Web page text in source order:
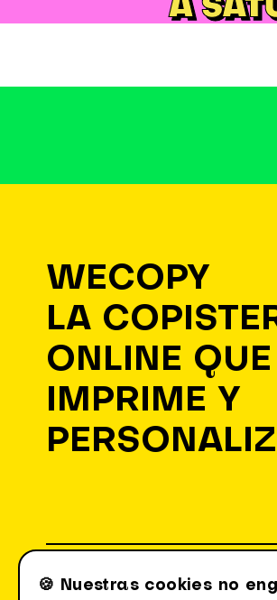
WECOPY
LA
ONLINE QUE
IMPRIME Y
🍪 Nuestras cookies no